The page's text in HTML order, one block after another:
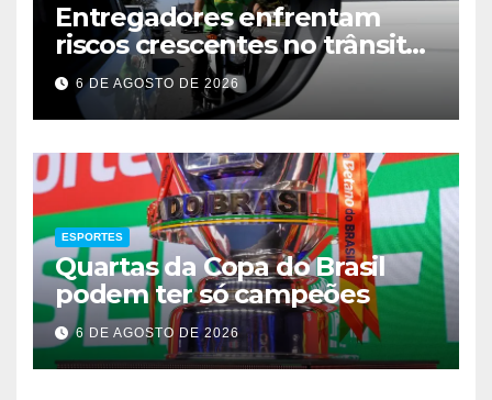
Entregadores enfrentam
riscos crescentes no trânsito
de Brasília
6 DE AGOSTO DE 2026
ESPORTES
Quartas da Copa do Brasil
podem ter só campeões
6 DE AGOSTO DE 2026